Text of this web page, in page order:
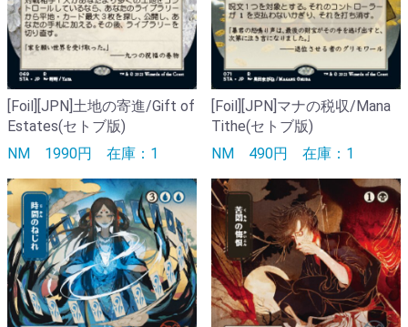
[Foil][JPN]土地の寄進/Gift of
Estates(セトブ版)
NM 1990円 在庫：1
[Foil][JPN]マナの税収/Mana
Tithe(セトブ版)
NM 490円 在庫：1